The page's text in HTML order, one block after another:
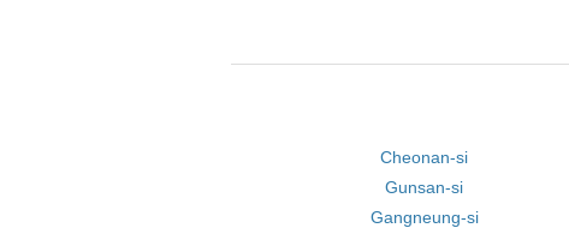
Cheonan-si
Gunsan-si
Gangneung-si